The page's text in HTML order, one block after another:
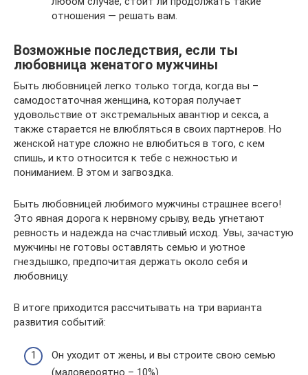
отношения — решать вам.
Возможные последствия, если ты
любовница женатого мужчины
Быть любовницей легко только тогда, когда вы –
самодостаточная женщина, которая получает
удовольствие от экстремальных авантюр и секса, а
также старается не влюбляться в своих партнеров. Но
женской натуре сложно не влюбиться в того, с кем
спишь, и кто относится к тебе с нежностью и
пониманием. В этом и загвоздка.
Быть любовницей любимого мужчины страшнее всего!
Это явная дорога к нервному срыву, ведь угнетают
ревность и надежда на счастливый исход. Увы, зачастую
мужчины не готовы оставлять семью и уютное
гнездышко, предпочитая держать около себя и
любовницу.
В итоге приходится рассчитывать на три варианта
развития событий:
Он уходит от жены, и вы строите свою семью
(маловероятно – 10%).